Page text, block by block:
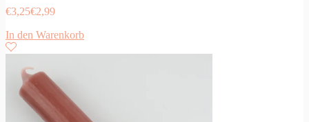
€3,25€2,99
In den Warenkorb